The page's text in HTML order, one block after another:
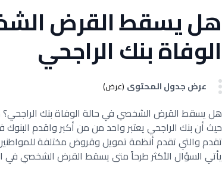
هل يسقط القرض
الوفاة بنك الراجحي
عرض جدول المحتوى (عرض)
هل يسقط القرض الشخصي في حالة الوفاة بنك الراجحي؟
حيث أن بنك الراجحي يعتبر واحد من من أكبر واقدم
تقدم والتي تقدم أنظمة تمويل وقروض مختلفة
يأتي السؤال الأكثر طرحاً متى يسقط القرض الشخصي في